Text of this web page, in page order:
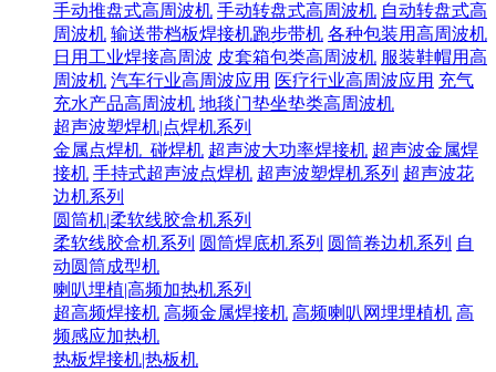
手动推盘式高周波机 手动转盘式高周波机 自动转盘式高
周波机 输送带档板焊接机跑步带机 各种包装用高周波机
日用工业焊接高周波 皮套箱包类高周波机 服装鞋帽用高
周波机 汽车行业高周波应用 医疗行业高周波应用 充气
充水产品高周波机 地毯门垫坐垫类高周波机
超声波塑焊机|点焊机系列
金属点焊机_碰焊机 超声波大功率焊接机 超声波金属焊
接机 手持式超声波点焊机 超声波塑焊机系列 超声波花
边机系列
圆筒机|柔软线胶盒机系列
柔软线胶盒机系列 圆筒焊底机系列 圆筒卷边机系列 自
动圆筒成型机
喇叭埋植|高频加热机系列
超高频焊接机 高频金属焊接机 高频喇叭网埋埋植机 高
频感应加热机
热板焊接机|热板机